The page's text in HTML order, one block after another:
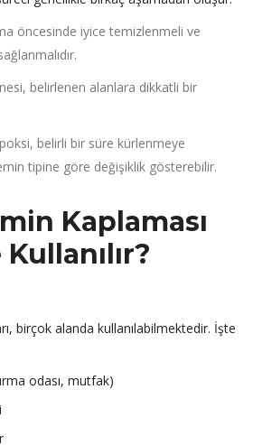
öncesinde iyice temizlenmeli ve
belirlenen alanlara dikkatli bir
belirli bir süre kürlenmeye
tipine göre değişiklik gösterebilir.
Kaplaması
birçok alanda kullanılabilmektedir. İşte
odası, mutfak)